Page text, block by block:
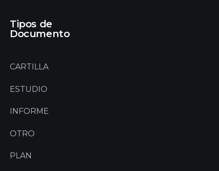
Tipos de
Documento
CARTILLA
ESTUDIO
INFORME
OTRO
PLAN